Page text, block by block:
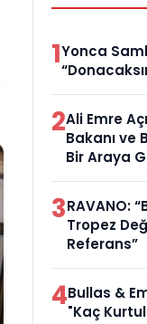
1Yonca
2Ali Emre
Bakanı ve
Bir Araya
3RAVANO:
Tropez
Referans”
4Bullas &
"Kaç